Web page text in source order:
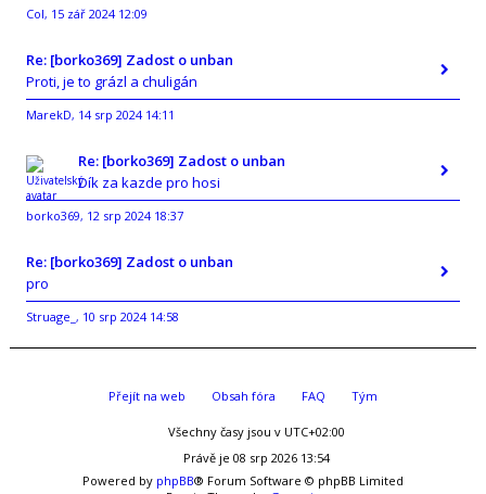
Col, 15 zář 2024 12:09
Re: [borko369] Zadost o unban
Proti, je to grázl a chuligán
MarekD, 14 srp 2024 14:11
Re: [borko369] Zadost o unban
Dík za kazde pro hosi
borko369, 12 srp 2024 18:37
Re: [borko369] Zadost o unban
pro
Struage_ , 10 srp 2024 14:58
Přejít na web Obsah fóra FAQ Tým
Všechny časy jsou v UTC+02:00
Právě je 08 srp 2026 13:54
Powered by phpBB® Forum Software © phpBB Limited